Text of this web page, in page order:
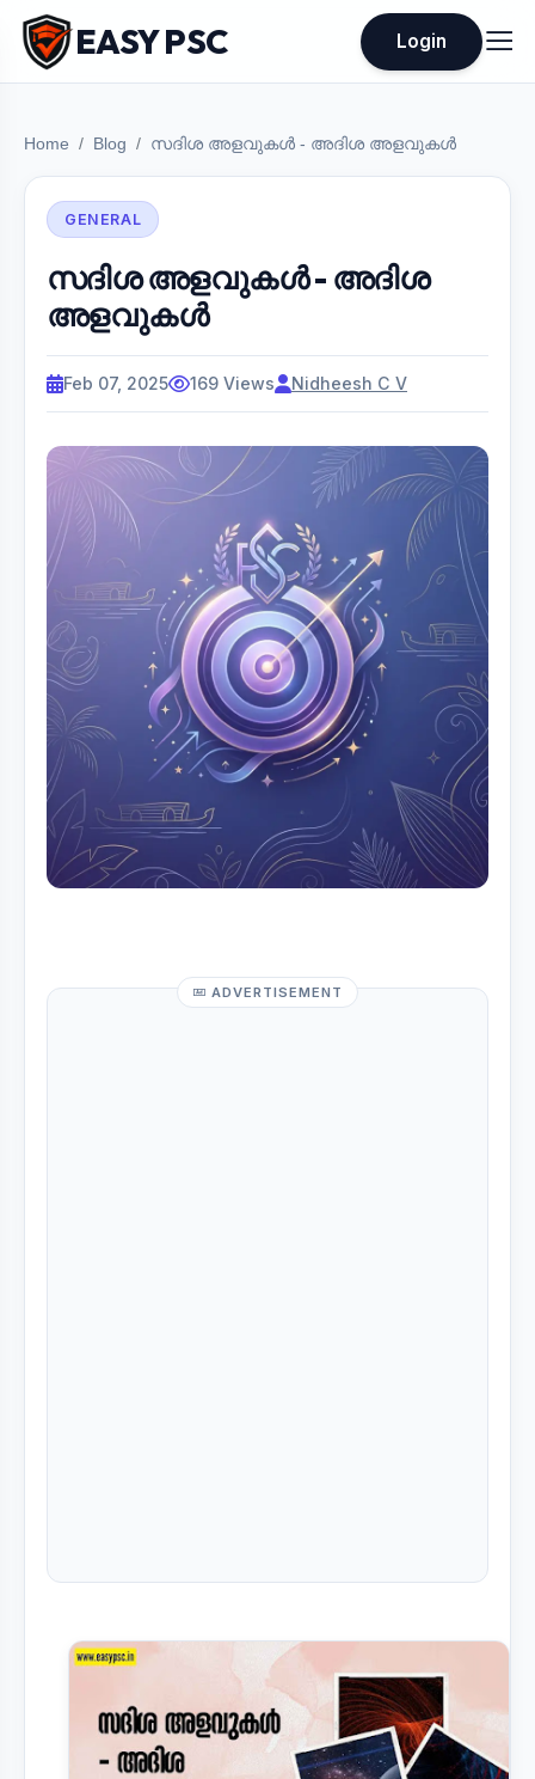
EASY PSC Login
Home Blog സദിശ അളവുകൾ - അദിശ അളവുകൾ
GENERAL
സദിശ അളവുകൾ - അദിശ
അളവുകൾ
Feb 07, 2025 169 Views Nidheesh C V
ADVERTISEMENT